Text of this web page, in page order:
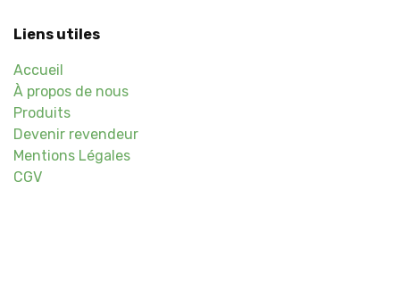
Liens utiles
Accueil
À propos de nous
Produits
Devenir revendeur
Mentions Légales
CGV